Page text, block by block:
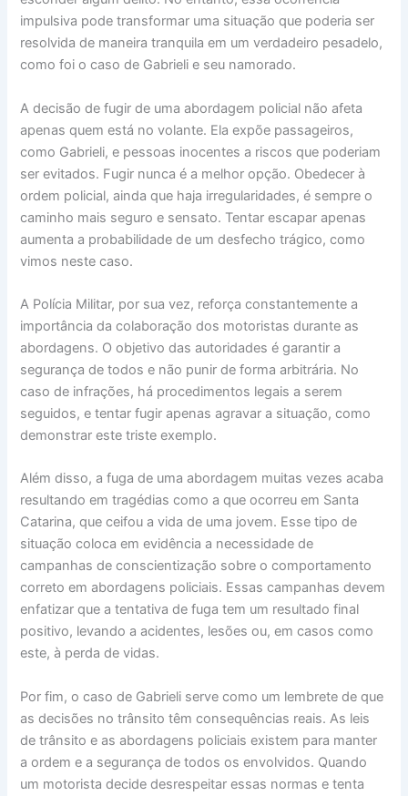
impulsiva pode transformar uma situação que poderia ser
resolvida de maneira tranquila em um verdadeiro pesadelo,
como foi o caso de Gabrieli e seu namorado.
A decisão de fugir de uma abordagem policial não afeta
apenas quem está no volante. Ela expõe passageiros,
como Gabrieli, e pessoas inocentes a riscos que poderiam
ser evitados. Fugir nunca é a melhor opção. Obedecer à
ordem policial, ainda que haja irregularidades, é sempre o
caminho mais seguro e sensato. Tentar escapar apenas
aumenta a probabilidade de um desfecho trágico, como
vimos neste caso.
A Polícia Militar, por sua vez, reforça constantemente a
importância da colaboração dos motoristas durante as
abordagens. O objetivo das autoridades é garantir a
segurança de todos e não punir de forma arbitrária. No
caso de infrações, há procedimentos legais a serem
seguidos, e tentar fugir apenas agravar a situação, como
demonstrar este triste exemplo.
Além disso, a fuga de uma abordagem muitas vezes acaba
resultando em tragédias como a que ocorreu em Santa
Catarina, que ceifou a vida de uma jovem. Esse tipo de
situação coloca em evidência a necessidade de
campanhas de conscientização sobre o comportamento
correto em abordagens policiais. Essas campanhas devem
enfatizar que a tentativa de fuga tem um resultado final
positivo, levando a acidentes, lesões ou, em casos como
este, à perda de vidas.
Por fim, o caso de Gabrieli serve como um lembrete de que
as decisões no trânsito têm consequências reais. As leis
de trânsito e as abordagens policiais existem para manter
a ordem e a segurança de todos os envolvidos. Quando
um motorista decide desrespeitar essas normas e tenta